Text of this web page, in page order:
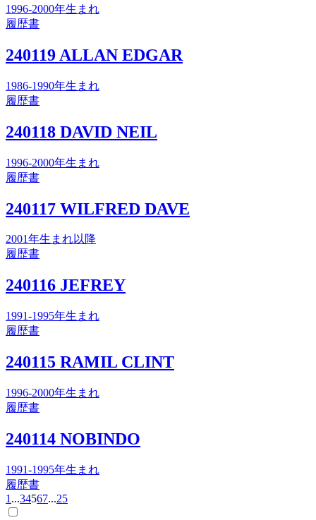
1996-2000年生まれ
履歴書
240119 ALLAN EDGAR
1986-1990年生まれ
履歴書
240118 DAVID NEIL
1996-2000年生まれ
履歴書
240117 WILFRED DAVE
2001年生まれ以降
履歴書
240116 JEFREY
1991-1995年生まれ
履歴書
240115 RAMIL CLINT
1996-2000年生まれ
履歴書
240114 NOBINDO
1991-1995年生まれ
履歴書
1 ...34567...25